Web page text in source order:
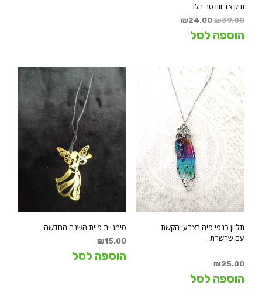
תיק צד ווינטר בלו
₪39.00
המחיר
המקורי
היה:
₪24.00
המחיר
הוספה לסל
תליון כנפי פיה בצבעי הקשת
עם שרשרת
₪25.00
הוספה לסל
סימניית פיית השנה החדשה
₪15.00
הוספה לסל